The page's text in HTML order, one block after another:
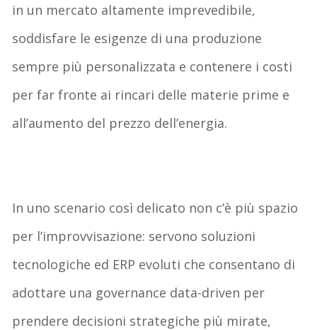
in un mercato altamente imprevedibile,
soddisfare le esigenze di una produzione
sempre più personalizzata e contenere i costi
per far fronte ai rincari delle materie prime e
all’aumento del prezzo dell’energia.
In uno scenario così delicato non c’è più spazio
per l’improvvisazione: servono soluzioni
tecnologiche ed ERP evoluti che consentano di
adottare una governance data-driven per
prendere decisioni strategiche più mirate,